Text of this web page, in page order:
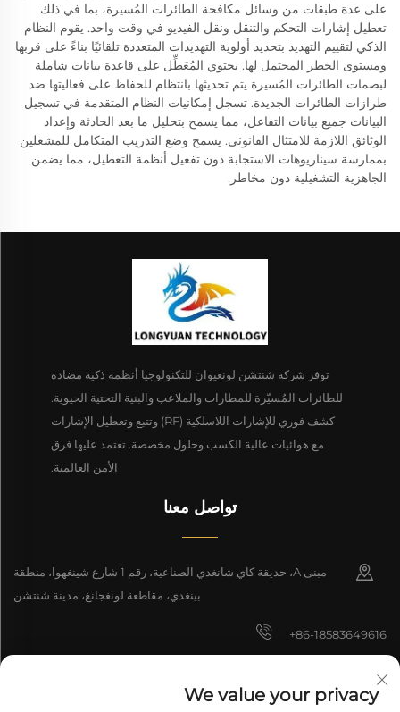
على عدة طبقات من وسائل مكافحة الطائرات المُسيرة، بما في ذلك
تعطيل إشارات التحكم والتنقل ونقل الفيديو في وقت واحد. يقوم النظام
الذكي لتقييم التهديد بتحديد أولوية التهديدات المتعددة تلقائيًا بناءً على قربها
ومستوى الخطر المحتمل لها. يحتوي المُعَطِّل على قاعدة بيانات شاملة
لبصمات الطائرات المُسيرة يتم تحديثها بانتظام للحفاظ على فعاليتها ضد
طرازات الطائرات الجديدة. تسجل إمكانيات النظام المتقدمة في تسجيل
البيانات جميع بيانات التفاعل، مما يسمح بتحليل ما بعد الحادثة وإعداد
الوثائق اللازمة للامتثال القانوني. يسمح وضع التدريب المتكامل للمشغلين
بممارسة سيناريوهات الاستجابة دون تفعيل أنظمة التعطيل، مما يضمن
الجاهزية التشغيلية دون مخاطر.
توفر شركة شنتشن لونغيوان للتكنولوجيا أنظمة ذكية مضادة
للطائرات المُسيّرة للمطارات والملاعب والبنية التحتية الحيوية.
كشف فوري للإشارات اللاسلكية (RF) وتتبع وتعطيل الإشارات
مع هوائيات عالية الكسب وحلول مخصصة. تعتمد عليها فرق
الأمن العالمية.
تواصل معنا
مبنى A، حديقة كاي شانغدي الصناعية، رقم 1 شارع شينغهوا، منطقة
بينغدي، مقاطعة لونغجانغ، مدينة شنتشن
+86-18583649616
We value your privacy